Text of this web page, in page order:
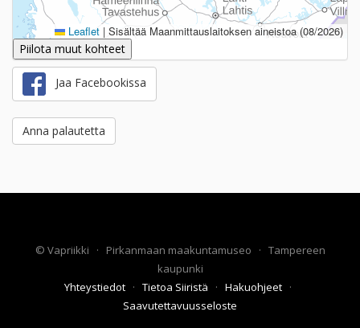
Leaflet | Sisältää Maanmittauslaitoksen aineistoa (08/2026)
Piilota muut kohteet
Jaa Facebookissa
Anna palautetta
© Vapriikki · Pirkanmaan maakuntamuseo · Tampereen
kaupunki
Yhteystiedot · Tietoa Siiristä · Hakuohjeet ·
Saavutettavuusseloste